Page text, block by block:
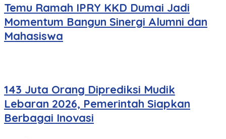
Temu Ramah IPRY KKD Dumai Jadi
Momentum Bangun Sinergi Alumni dan
Mahasiswa
143 Juta Orang Diprediksi Mudik
Lebaran 2026, Pemerintah Siapkan
Berbagai Inovasi